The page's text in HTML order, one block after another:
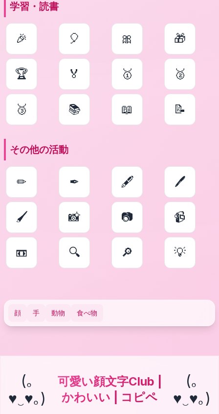
学習・読書
🎉 🎈 🎀 🎁
🏆 🏅 🥇 🥈
🥉 📚 📖 📝
その他の活動
✏ ✒ 🖋 🖊
🖌 📸 📷 📹
📼 🔍 🔎 💡
顔 手 動物 食べ物
(｡
♥‿♥｡)
可愛い顔文字Club |
かわいい | コピペ
(｡
♥‿♥｡)